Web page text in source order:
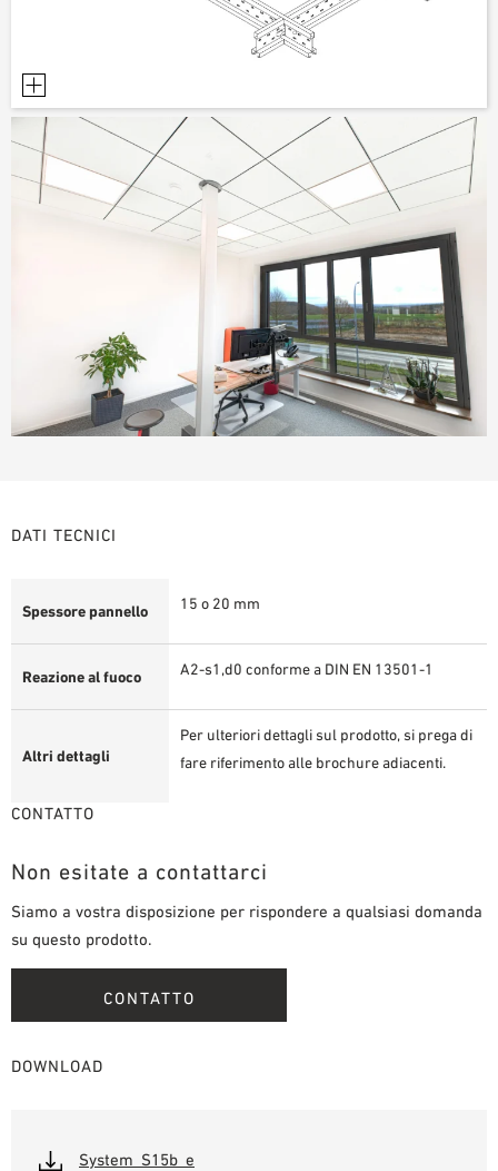
VIDEO
ORDINE CAMPIONE
DATI TECNICI
Spessore pannello 15 o 20 mm
Reazione al fuoco A2-s1,d0 conforme a DIN EN 13501-1
Altri dettagli
Per ulteriori dettagli sul prodotto, si prega di
fare riferimento alle brochure adiacenti.
CONTATTO
Non esitate a contattarci
Siamo a vostra disposizione per rispondere a qualsiasi domanda
su questo prodotto.
CONTATTO
DOWNLOAD
System_S15b_e